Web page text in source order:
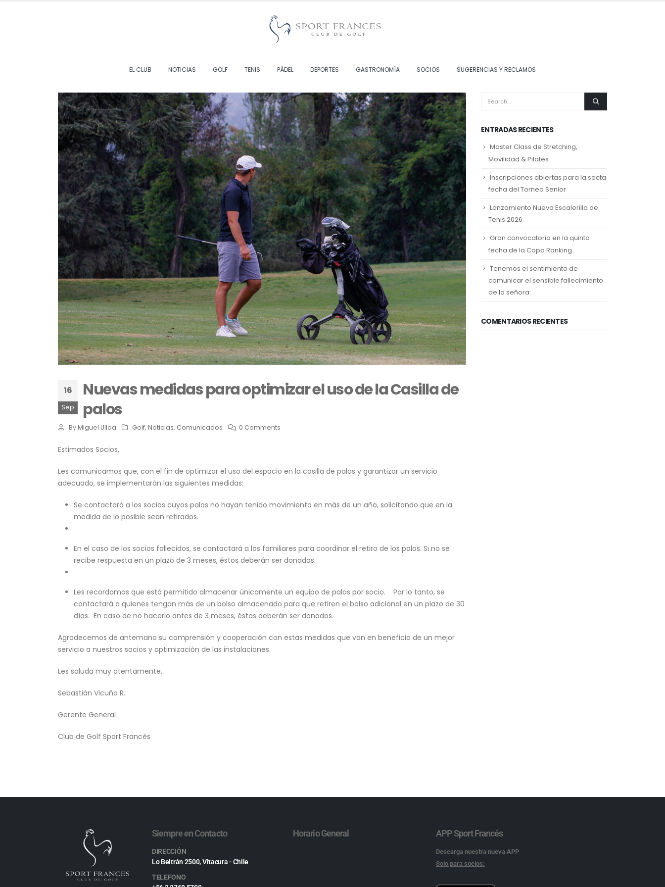
EL CLUB NOTICIAS GOLF TENIS PÁDEL DEPORTES GASTRONOMÍA SOCIOS SUGERENCIAS Y RECLAMOS
16
Sep
Nuevas medidas para optimizar el uso de la Casilla de
palos
By Miguel Ulloa Golf,Noticias, Comunicados 0 Comments
Estimados Socios,
Les comunicamos que, con el fin de optimizar el uso del espacio en la casilla de palos y garantizar un servicio
adecuado, se implementarán las siguientes medidas:
Se contactará a los socios cuyos palos no hayan tenido movimiento en más de un año, solicitando que en la
medida de lo posible sean retirados.
En el caso de los socios fallecidos, se contactará a los familiares para coordinar el retiro de los palos. Si no se
recibe respuesta en un plazo de 3 meses, éstos deberán ser donados.
Les recordamos que está permitido almacenar únicamente un equipo de palos por socio. Por lo tanto, se
contactará a quienes tengan más de un bolso almacenado para que retiren el bolso adicional en un plazo de 30
días. En caso de no hacerlo antes de 3 meses, éstos deberán ser donados.
Agradecemos de antemano su comprensión y cooperación con estas medidas que van en beneficio de un mejor
servicio a nuestros socios y optimización de las instalaciones.
Les saluda muy atentamente,
Sebastián Vicuña R.
Gerente General
Club de Golf Sport Francés
ENTRADAS RECIENTES
Master Class de Stretching,
Movilidad & Pilates
Inscripciones abiertas para la secta
fecha del Torneo Senior
Lanzamiento Nueva Escalerilla de
Tenis 2026
Gran convocatoria en la quinta
fecha de la Copa Ranking
Tenemos el sentimiento de
comunicar el sensible fallecimiento
de la señora:
COMENTARIOS RECIENTES
Siempre en Contacto
DIRECCIÓN
Lo Beltrán 2500, Vitacura - Chile
TELEFONO
Horario General APP Sport Francés
Descarga nuestra nueva APP
Solo para socios: